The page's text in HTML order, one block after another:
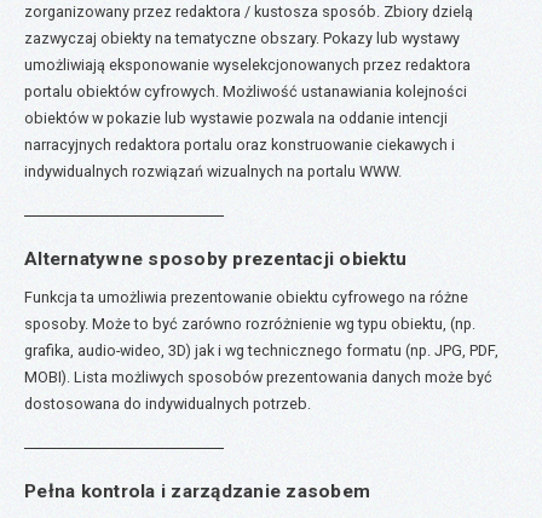
zorganizowany przez redaktora / kustosza sposób. Zbiory dzielą
zazwyczaj obiekty na tematyczne obszary. Pokazy lub wystawy
umożliwiają eksponowanie wyselekcjonowanych przez redaktora
portalu obiektów cyfrowych. Możliwość ustanawiania kolejności
obiektów w pokazie lub wystawie pozwala na oddanie intencji
narracyjnych redaktora portalu oraz konstruowanie ciekawych i
indywidualnych rozwiązań wizualnych na portalu WWW.
Alternatywne sposoby prezentacji obiektu
Funkcja ta umożliwia prezentowanie obiektu cyfrowego na różne
sposoby. Może to być zarówno rozróżnienie wg typu obiektu, (np.
grafika, audio-wideo, 3D) jak i wg technicznego formatu (np. JPG, PDF,
MOBI). Lista możliwych sposobów prezentowania danych może być
dostosowana do indywidualnych potrzeb.
Pełna kontrola i zarządzanie zasobem